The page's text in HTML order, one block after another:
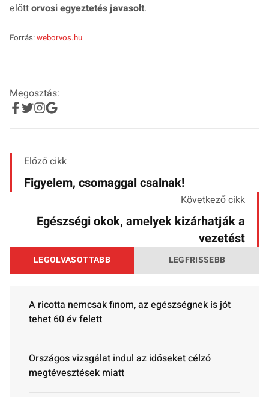
előttorvosi egyeztetés javasolt.
Forrás:weborvos.hu
Megosztás:
Előző cikk
Figyelem, csomaggal csalnak!
Következő cikk
Egészségi okok, amelyek kizárhatják a
vezetést
LEGOLVASOTTABB LEGFRISSEBB
A ricotta nemcsak finom, az egészségnek is jót
tehet 60 év felett
Országos vizsgálat indul az időseket célzó
megtévesztések miatt